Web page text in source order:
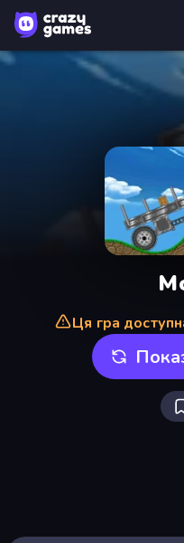
Ця гра